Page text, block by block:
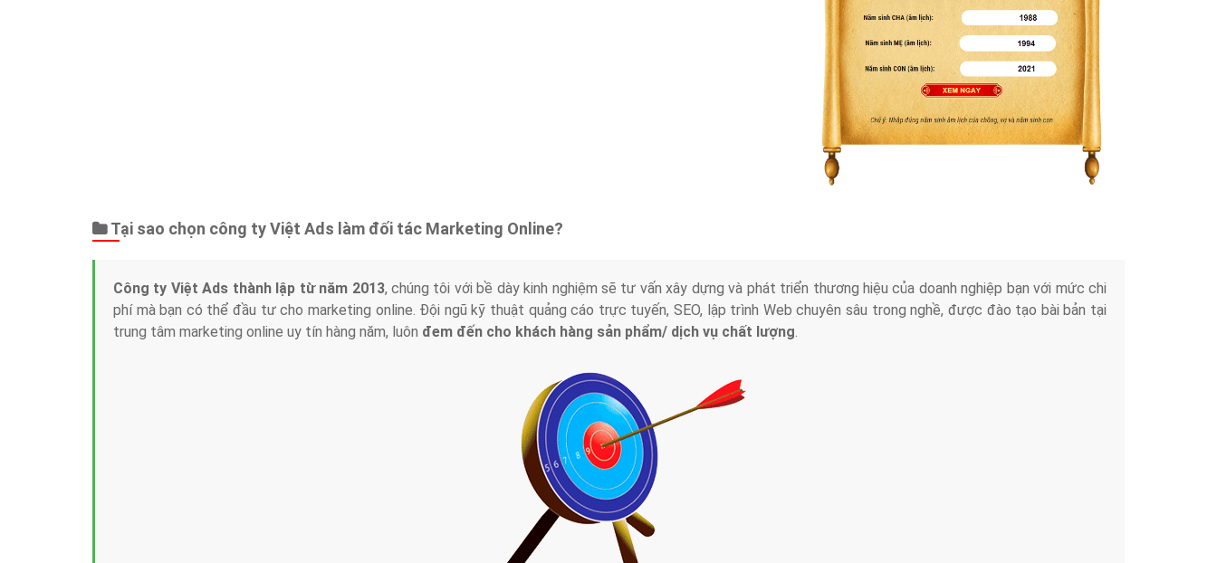
Tại sao chọn công ty Việt Ads làm đối tác Marketing Online?
Công ty Việt Ads thành lập từ năm 2013, chúng tôi với bề dày kinh nghiệm sẽ tư vấn xây dựng và phát triển thương hiệu của doanh nghiệp bạn với mức chi
phí mà bạn có thể đầu tư cho marketing online. Đội ngũ kỹ thuật quảng cáo trực tuyến, SEO, lập trình Web chuyên sâu trong nghề, được đào tạo bài bản tại
trung tâm marketing online uy tín hàng năm, luôn đem đến cho khách hàng sản phẩm/ dịch vụ chất lượng